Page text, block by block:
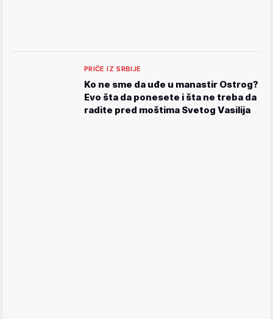
PRIČE IZ SRBIJE
Ko ne sme da uđe u manastir Ostrog?
Evo šta da ponesete i šta ne treba da
radite pred moštima Svetog Vasilija